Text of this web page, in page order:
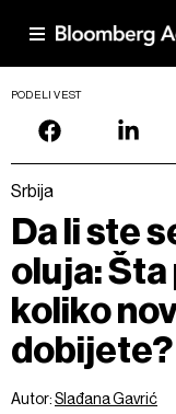
PODELI VEST
Srbija
Da li ste
oluja:
koliko
dobijete?
Autor:Slađana Gavrić